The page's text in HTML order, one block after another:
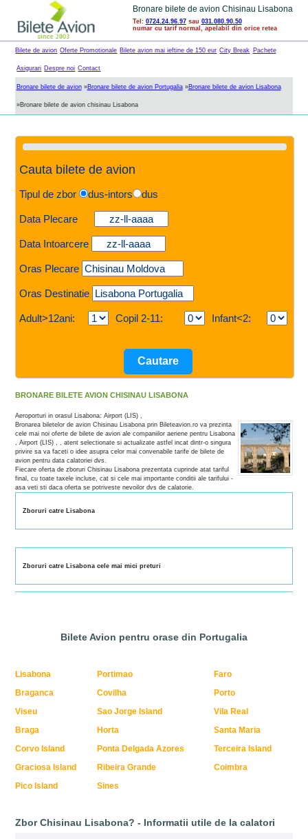
Bronare bilete de avion Chisinau Lisabona
Tel: 0724.24.96.97sau 031.080.90.50
numar cu tarif normal, apelabil din orice retea
Bilete de avion Oferte Promotionale Bilete avion mai ieftine de 150 eur City Break Pachete
Asigurari Despre noi Contact
Bronare bilete de avion»Bronare bilete de avion Portugalia»Bronare bilete de avion Lisabona
»Bronare bilete de avion chisinau Lisabona
Cauta bilete de avion
Tipul de zbor dus-intors dus
Data Plecare
Data Intoarcere
Oras Plecare
Oras Destinatie
Adult>12ani: Copil 2-11: Infant<2:
BRONARE BILETE AVION CHISINAU LISABONA
Aeroporturi in orasul Lisabona: Airport (LIS) ,
Bronarea biletelor de avion Chisinau Lisabona prin Bileteavion.ro va prezinta
cele mai noi oferte de bilete de avion ale companiilor aeriene pentru Lisabona
, Airport (LIS) , , atent selectionate si actualizate astfel incat dintr-o singura
privire sa va faceti o idee asupra celor mai convenabile tarife de bilete de
avion pentru data calatoriei dvs.
Fiecare oferta de zboruri Chisinau Lisabona prezentata cuprinde atat tariful
final, cu toate taxele incluse, cat si cele mai importante conditii ale tarifului -
asa veti sti daca oferta se potriveste nevoilor dvs de calatorie.
Zboruri catre Lisabona
Zboruri catre Lisabona cele mai mici preturi
Bilete Avion pentru orase din Portugalia
Lisabona Portimao
Faro
Braganca
Covilha
Porto
Viseu
Sao Jorge Island
Vila Real
Braga
Horta
Santa Maria
Corvo Island
Ponta Delgada Azores
Terceira Island
Graciosa Island
Ribeira Grande
Coimbra
Pico Island
Sines
Zbor Chisinau Lisabona? - Informatii utile de la calatori